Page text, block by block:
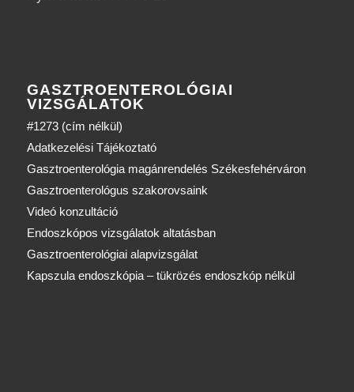
GASZTROENTEROLÓGIAI
VIZSGÁLATOK
#1273 (cím nélkül)
Adatkezelési Tájékoztató
Gasztroenterológia magánrendelés Székesfehérváron
Gasztroenterológus szakorovsaink
Videó konzultáció
Endoszkópos vizsgálatok altatásban
Gasztroenterológiai alapvizsgálat
Kapszula endoszkópia – tükrözés endoszkóp nélkül